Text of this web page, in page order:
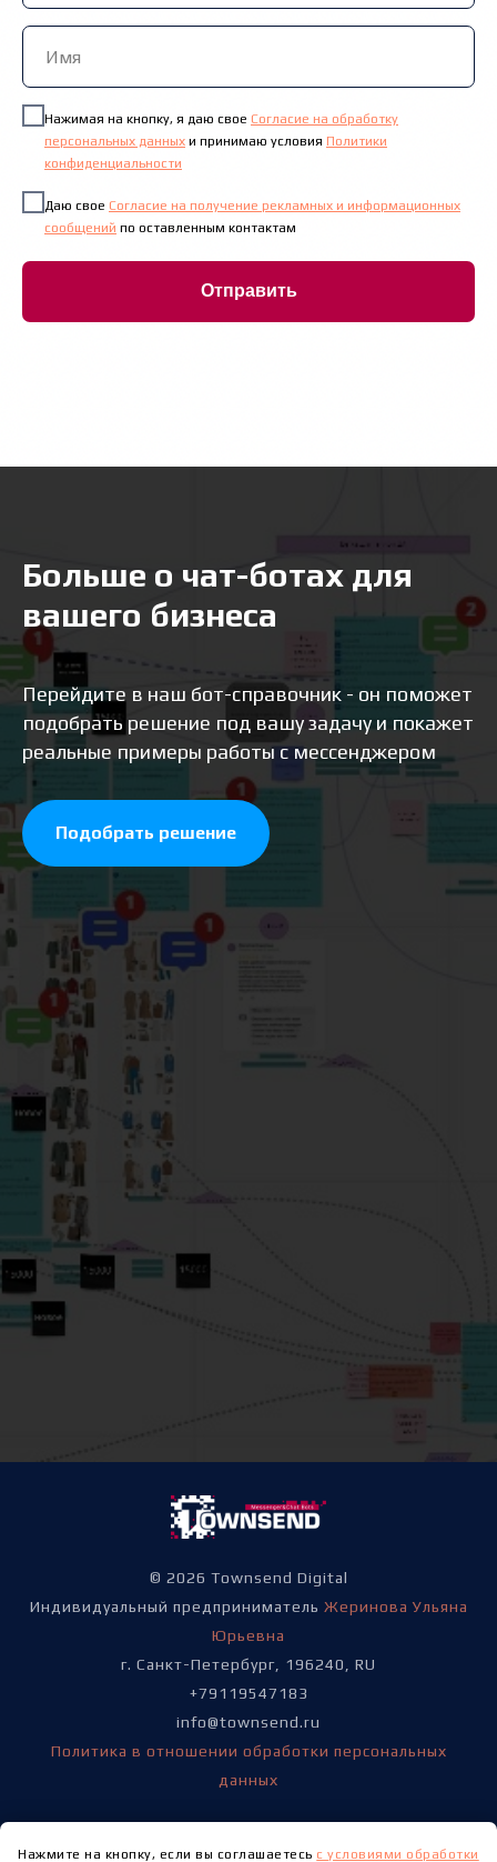
Нажимая на кнопку, я даю свое Согласие на обработку
персональных данных и принимаю условия Политики
конфиденциальности
Даю свое Согласие на получение рекламных и информационных
сообщений по оставленным контактам
Отправить
Больше о чат-ботах для
вашего бизнеса
Перейдите в наш бот-справочник - он поможет
подобрать решение под вашу задачу и покажет
реальные примеры работы с мессенджером
Подобрать решение
© 2026 Townsend Digital
Индивидуальный предприниматель Жеринова Ульяна
Юрьевна
г. Санкт-Петербург, 196240, RU
+79119547183
info@townsend.ru
Политика в отношении обработки персональных
данных
Нажмите на кнопку, если вы соглашаетесь с условиями обработки